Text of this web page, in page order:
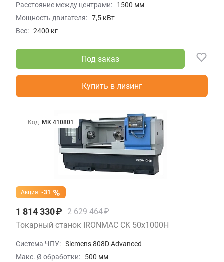
Расстояние между центрами:
1500 мм
Мощность двигателя: 7,5 кВт
Вес: 2400 кг
Под заказ
Купить в лизинг
Акция! -31
1 814 330 ₽ 2 629 464 ₽
Токарный станок IRONMAC CK 50x1000H
Система ЧПУ: Siemens 808D Advanced
Макс. Ø обработки:
500 мм
Код МК 410801